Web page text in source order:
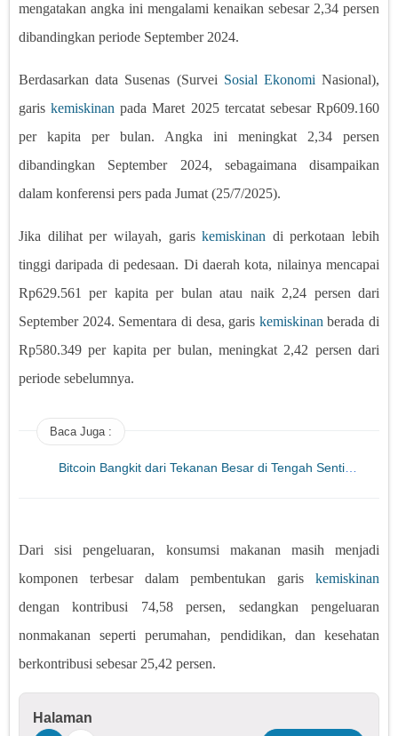
mengatakan angka ini mengalami kenaikan sebesar 2,34 persen
dibandingkan periode September 2024.
Berdasarkan data Susenas (Survei Sosial Ekonomi Nasional),
gariskemiskinan pada Maret 2025 tercatat sebesar Rp609.160
per kapita per bulan. Angka ini meningkat 2,34 persen
dibandingkan September 2024, sebagaimana disampaikan
dalam konferensi pers pada Jumat (25/7/2025).
Jika dilihat per wilayah, gariskemiskinan di perkotaan lebih
tinggi daripada di pedesaan. Di daerah kota, nilainya mencapai
Rp629.561 per kapita per bulan atau naik 2,24 persen dari
September 2024. Sementara di desa, garis kemiskinan berada di
Rp580.349 per kapita per bulan, meningkat 2,42 persen dari
periode sebelumnya.
Baca Juga :
Bitcoin Bangkit dari Tekanan Besar di Tengah Sentimen Global yang Membaik Akankah Kenaikan Terus Berlanjut?
Dari sisi pengeluaran, konsumsi makanan masih menjadi
komponen terbesar dalam pembentukan garis kemiskinan
dengan kontribusi 74,58 persen, sedangkan pengeluaran
nonmakanan seperti perumahan, pendidikan, dan kesehatan
berkontribusi sebesar 25,42 persen.
Halaman